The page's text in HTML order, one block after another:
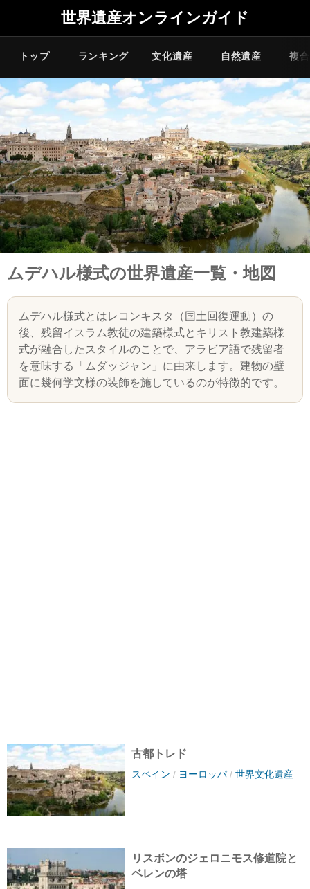
世界遺産オンラインガイド
トップ ランキング 文化遺産 自然遺産 複
ムデハル様式の世界遺産一覧・地図
ムデハル様式とはレコンキスタ（国土回復運動）の
後、残留イスラム教徒の建築様式とキリスト教建築様
式が融合したスタイルのことで、アラビア語で残留者
を意味する「ムダッジャン」に由来します。建物の壁
面に幾何学文様の装飾を施しているのが特徴的です。
古都トレド
スペイン / ヨーロッパ/ 世界文化遺産
リスボンのジェロニモス修道院と
ベレンの塔